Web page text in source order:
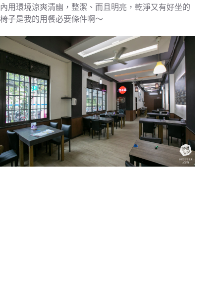
內用環境涼爽清幽，整潔、而且明亮，乾淨又有好坐的
椅子是我的用餐必要條件啊～